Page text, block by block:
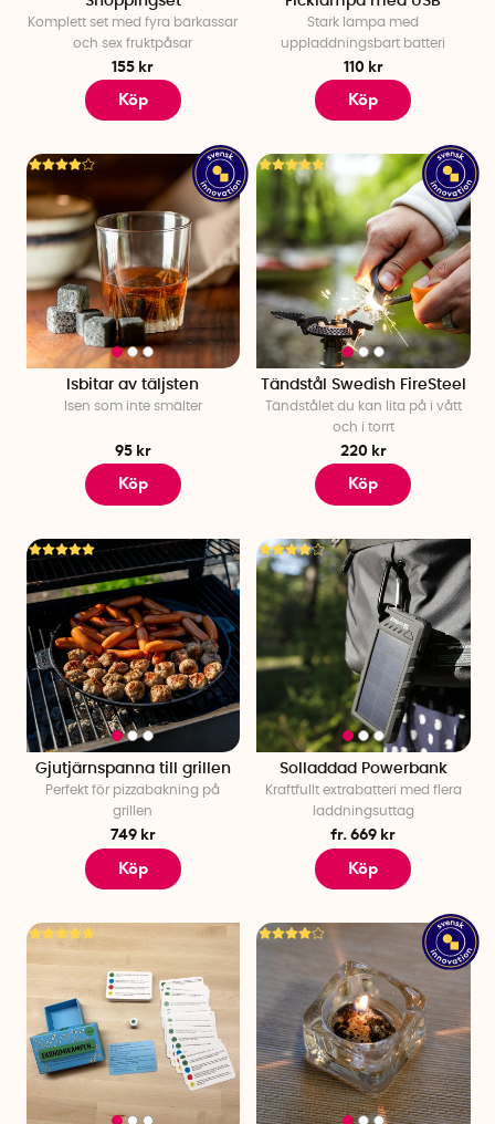
Komplett set med fyra bärkassar
och sex fruktpåsar
155 kr
Köp
Stark lampa med
uppladdningsbart batteri
110 kr
Köp
Isbitar av täljsten
Isen som inte smälter
95 kr
Köp
Tändstål Swedish FireSteel
Tändstålet du kan lita på i vått
och i torrt
220 kr
Köp
Gjutjärnspanna till grillen
Perfekt för pizzabakning på
grillen
749 kr
Köp
Solladdad Powerbank
Kraftfullt extrabatteri med flera
laddningsuttag
fr. 669 kr
Köp